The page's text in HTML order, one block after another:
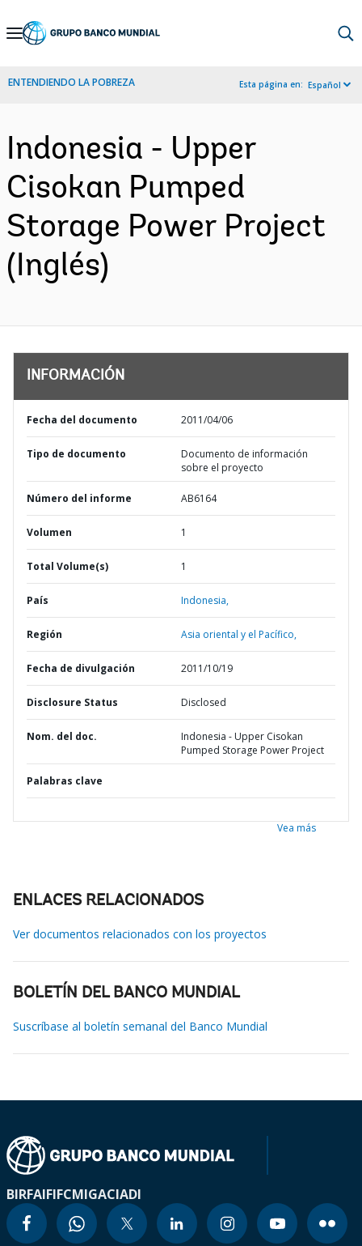
Skip
Navigation
ENTENDIENDO LA POBREZA Esta página en: Español
Indonesia - Upper
Cisokan Pumped
Storage Power Project
(Inglés)
INFORMACIÓN
Fecha del documento 2011/04/06
Tipo de documento
Documento de información
sobre el proyecto
Número del informe AB6164
Volumen 1
Total Volume(s) 1
País Indonesia,
Región Asia oriental y el Pacífico,
Fecha de divulgación 2011/10/19
Disclosure Status Disclosed
Nom. del doc.
Indonesia - Upper Cisokan
Pumped Storage Power Project
Palabras clave
Vea más
ENLACES RELACIONADOS
Ver documentos relacionados con los proyectos
BOLETÍN DEL BANCO MUNDIAL
Suscríbase al boletín semanal del Banco Mundial
BIRFAIFIFCMIGACIADI